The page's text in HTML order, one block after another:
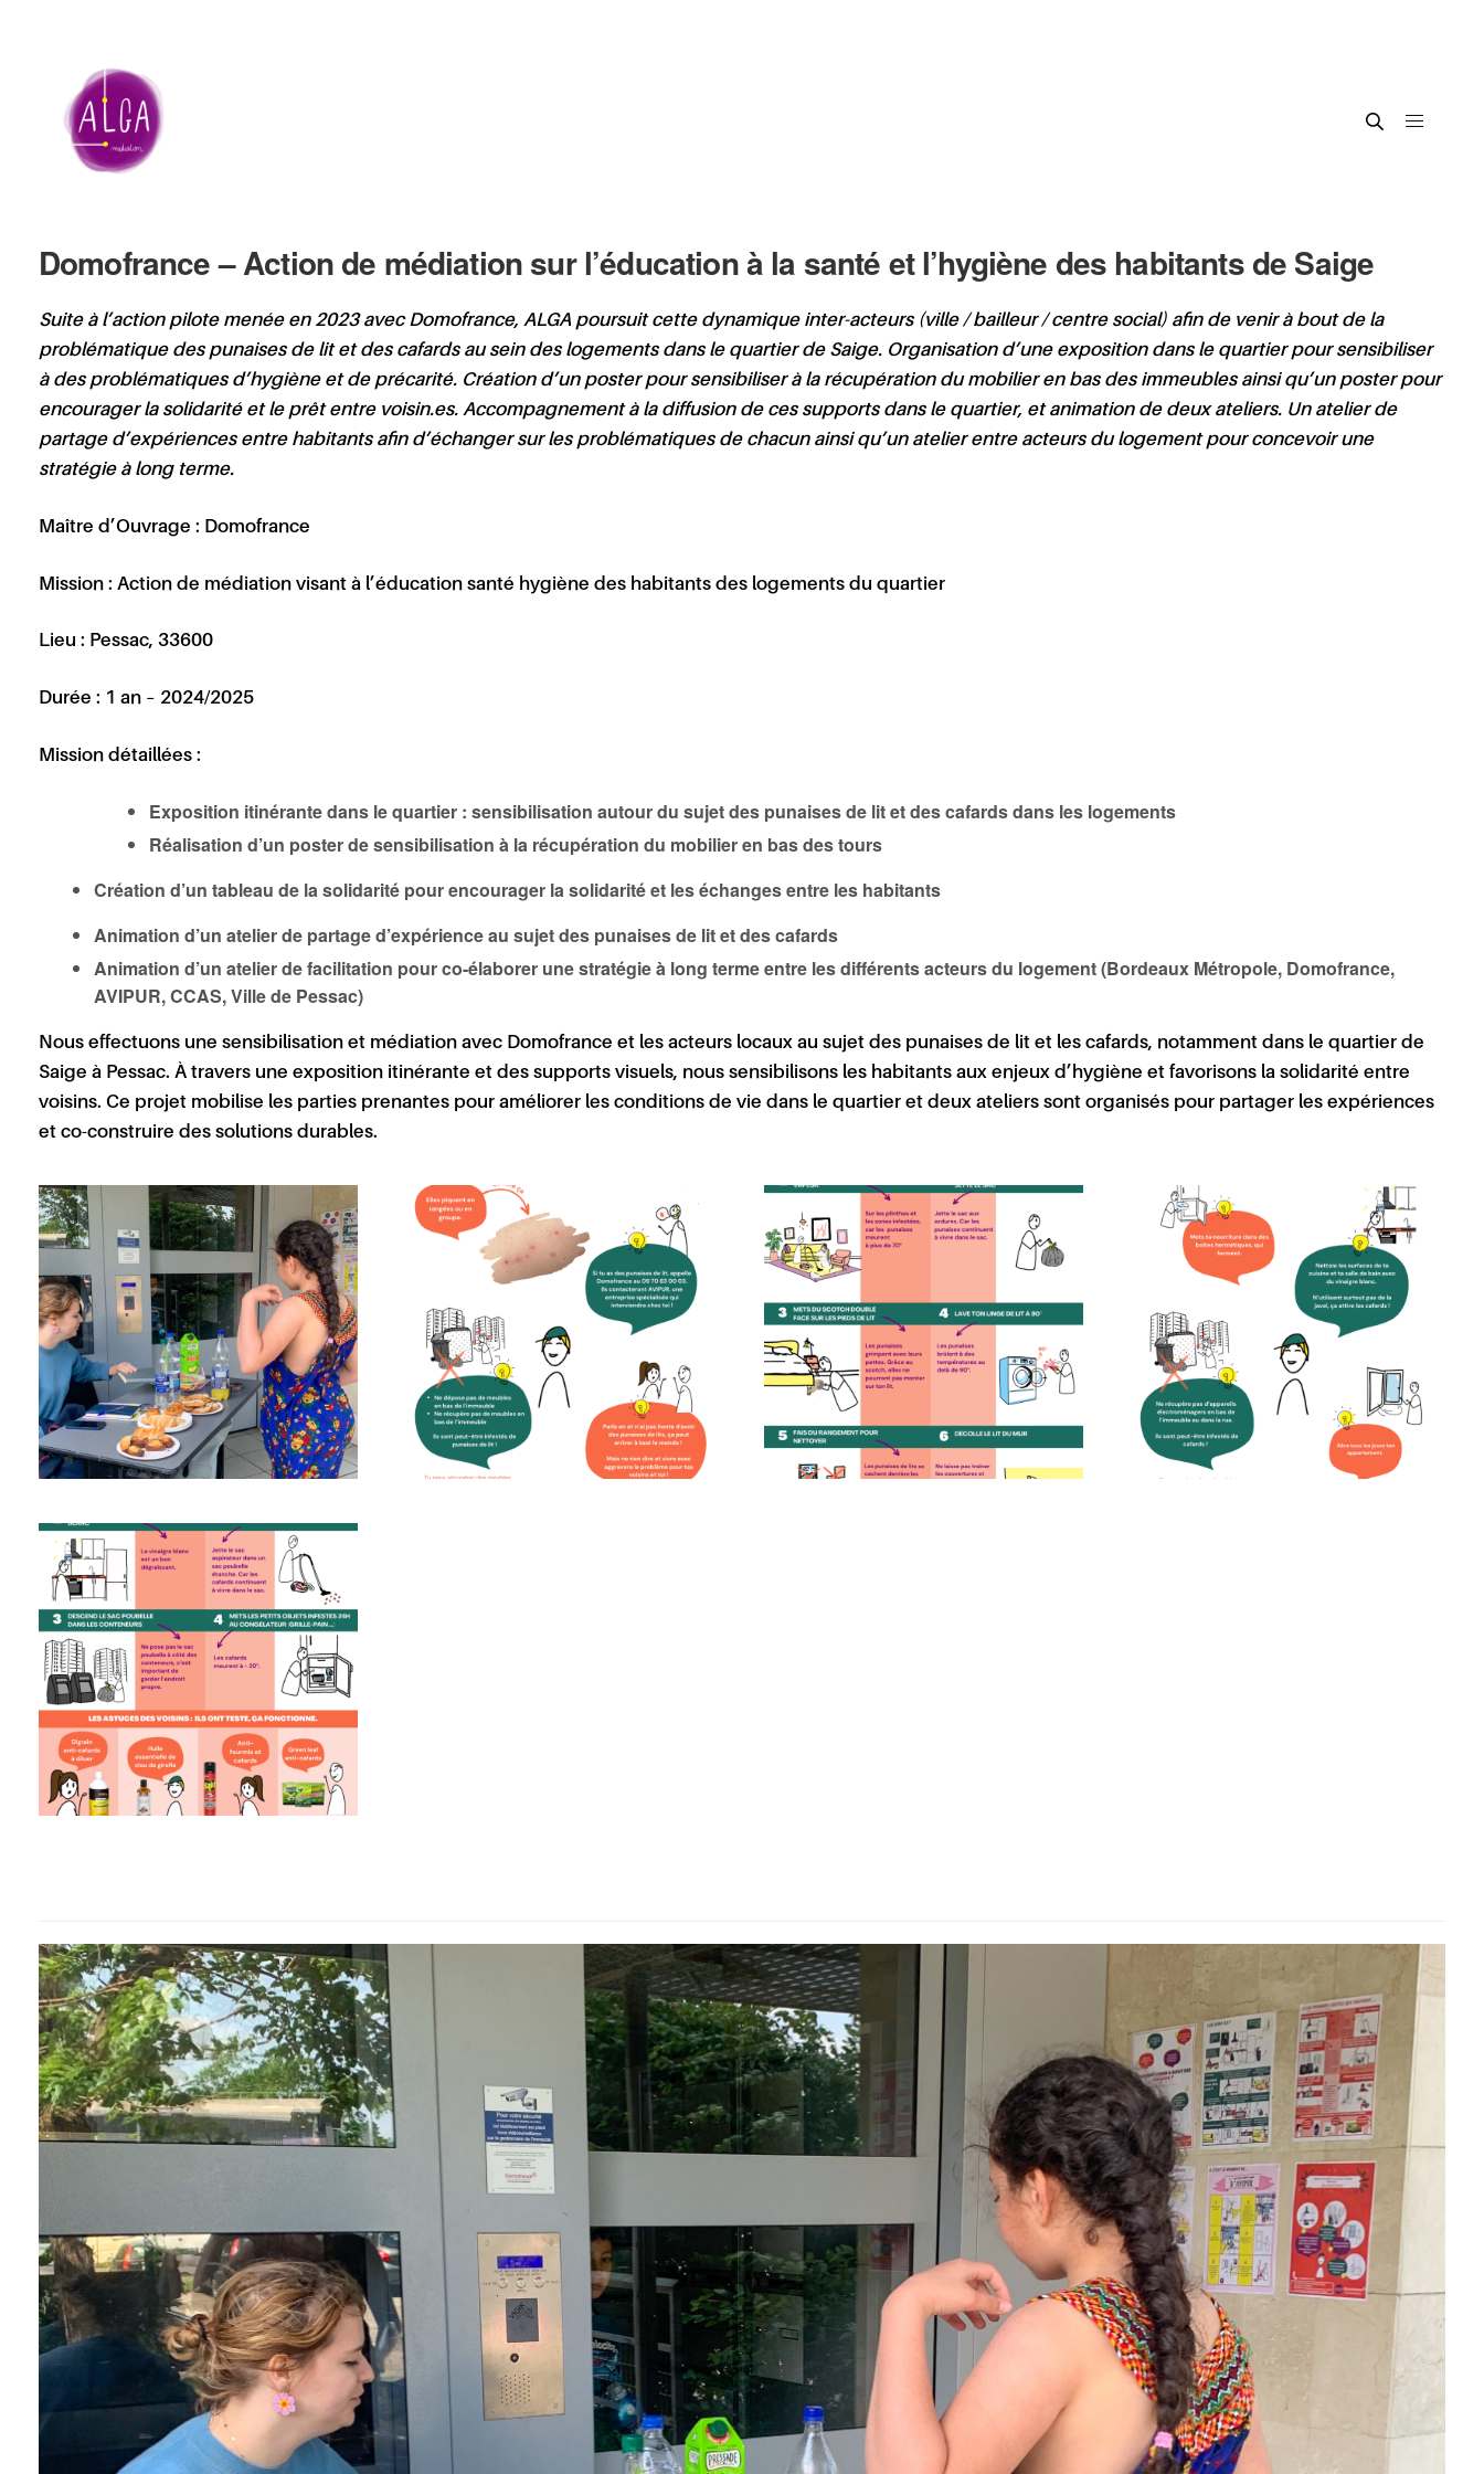
Domofrance – Action de médiation sur l’éducation à la santé et l’hygiène des habitants de Saige
Suite à l’action pilote menée en 2023 avec Domofrance, ALGA poursuit cette dynamique inter-acteurs (ville / bailleur / centre social) afin de venir à bout de la
problématique des punaises de lit et des cafards au sein des logements dans le quartier de Saige. Organisation d’une exposition dans le quartier pour sensibiliser
à des problématiques d’hygiène et de précarité. Création d’un poster pour sensibiliser à la récupération du mobilier en bas des immeubles ainsi qu’un poster pour
encourager la solidarité et le prêt entre voisin.es. Accompagnement à la diffusion de ces supports dans le quartier, et animation de deux ateliers. Un atelier de
partage d’expériences entre habitants afin d’échanger sur les problématiques de chacun ainsi qu’un atelier entre acteurs du logement pour concevoir une
stratégie à long terme.
Maître d’Ouvrage : Domofrance
Mission :Action de médiation visant à l’éducation santé hygiène des habitants des logements du quartier
Lieu : Pessac, 33600
Durée : 1 an – 2024/2025
Mission détaillées :
Exposition itinérante dans le quartier : sensibilisation autour du sujet des punaises de lit et des cafards dans les logements
Réalisation d’un poster de sensibilisation à la récupération du mobilier en bas des tours
Création d’un tableau de la solidarité pour encourager la solidarité et les échanges entre les habitants
Animation d’un atelier de partage d’expérience au sujet des punaises de lit et des cafards
Animation d’un atelier de facilitation pour co-élaborer une stratégie à long terme entre les différents acteurs du logement (Bordeaux Métropole, Domofrance,
AVIPUR, CCAS, Ville de Pessac)
Nous effectuons une sensibilisation et médiation avec Domofrance et les acteurs locaux au sujet des punaises de lit et les cafards, notamment dans le quartier de
Saige à Pessac. À travers uneexposition itinérante et des supports visuels, nous sensibilisons les habitants aux enjeux d’hygiène et favorisons la solidarité entre
voisins. Ce projet mobilise les parties prenantes pour améliorer les conditions de vie dans le quartier et deux ateliers sont organisés pour partager les expériences
et co-construire des solutions durables.